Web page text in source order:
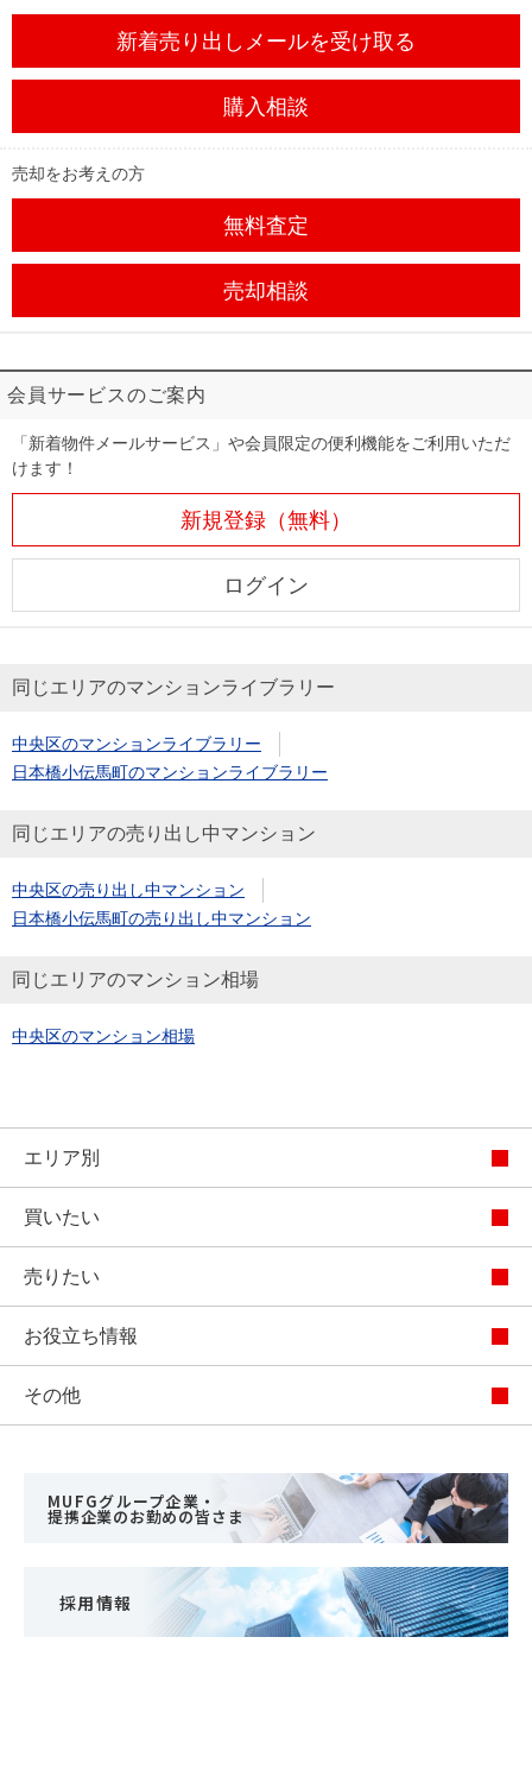
新着売り出しメールを受け取る
購入相談
売却をお考えの方
無料査定
売却相談
会員サービスのご案内
「新着物件メールサービス」や会員限定の便利機能をご利用いただ
けます！
新規登録（無料）
ログイン
同じエリアのマンションライブラリー
中央区のマンションライブラリー
日本橋小伝馬町のマンションライブラリー
同じエリアの売り出し中マンション
中央区の売り出し中マンション
日本橋小伝馬町の売り出し中マンション
同じエリアのマンション相場
中央区のマンション相場
エリア別
買いたい
売りたい
お役立ち情報
その他
MUFGグループ企業・
提携企業のお勤めの皆さま
採用情報